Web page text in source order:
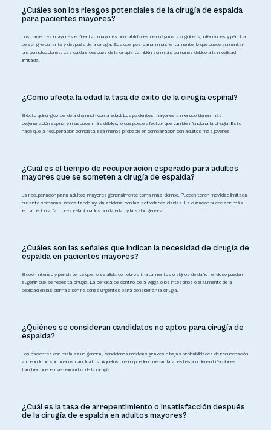
¿Cuáles son los riesgos potenciales de la cirugía de espalda
para pacientes mayores?
Los pacientes mayores enfrentan mayores probabilidades de coágulos sanguíneos, infecciones y pérdida
de sangre durante y después de la cirugía. Sus cuerpos sanan más lentamente, lo que puede aumentar
las complicaciones. Las caídas después de la cirugía también son más comunes debido a la movilidad
limitada.
¿Cómo afecta la edad la tasa de éxito de la cirugía espinal?
El éxito quirúrgico tiende a disminuir con la edad. Los pacientes mayores a menudo tienen más
degeneración espinal y músculos más débiles, lo que puede afectar qué tan bien funciona la cirugía. Esto
hace que la recuperación completa sea menos probable en comparación con adultos más jóvenes.
¿Cuál es el tiempo de recuperación esperado para adultos
mayores que se someten a cirugía de espalda?
La recuperación para adultos mayores generalmente toma más tiempo. Pueden tener movilidad limitada
durante semanas, necesitando ayuda adicional con las actividades diarias. La curación puede ser más
lenta debido a factores relacionados con la edad y la salud general.
¿Cuáles son las señales que indican la necesidad de cirugía de
espalda en pacientes mayores?
El dolor intenso y persistente que no se alivia con otros tratamientos o signos de daño nervioso pueden
sugerir que se necesita cirugía. La pérdida del control de la vejiga o los intestinos o el aumento de la
debilidad en las piernas son razones urgentes para considerar la cirugía.
¿Quiénes se consideran candidatos no aptos para cirugía de
espalda?
Los pacientes con mala salud general, condiciones médicas graves o bajas probabilidades de recuperación
a menudo no son buenos candidatos. Aquellos que no pueden tolerar la anestesia o tienen infecciones
también pueden ser excluidos de la cirugía.
¿Cuál es la tasa de arrepentimiento o insatisfacción después
de la cirugía de espalda en adultos mayores?